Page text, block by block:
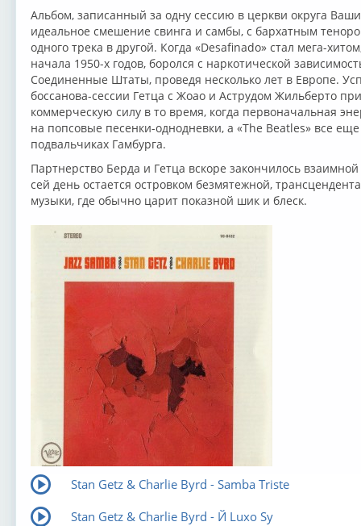
Альбом, записанный за одну сессию в церкви округа
идеальное смешение свинга и самбы, с бархатным
одного трека в другой. Когда «Desafinado» стал мега-
начала 1950-х годов, боролся с наркотической
Соединенные Штаты, проведя несколько лет в Европе.
боссанова-сессии Гетца с Жоао и Аструдом Жильберто
коммерческую силу в то время, когда первоначальная
на попсовые песенки-однодневки, a «The Beatles» все
подвальчиках Гамбурга.
Партнерство Берда и Гетца вскоре закончилось
сей день остается островком безмятежной,
музыки, где обычно царит показной шик и блеск.
Stan Getz & Charlie Byrd - Samba Triste
Stan Getz & Charlie Byrd - Й Luxo Sу